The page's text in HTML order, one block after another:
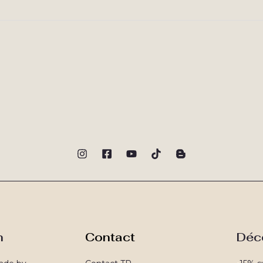
Contact